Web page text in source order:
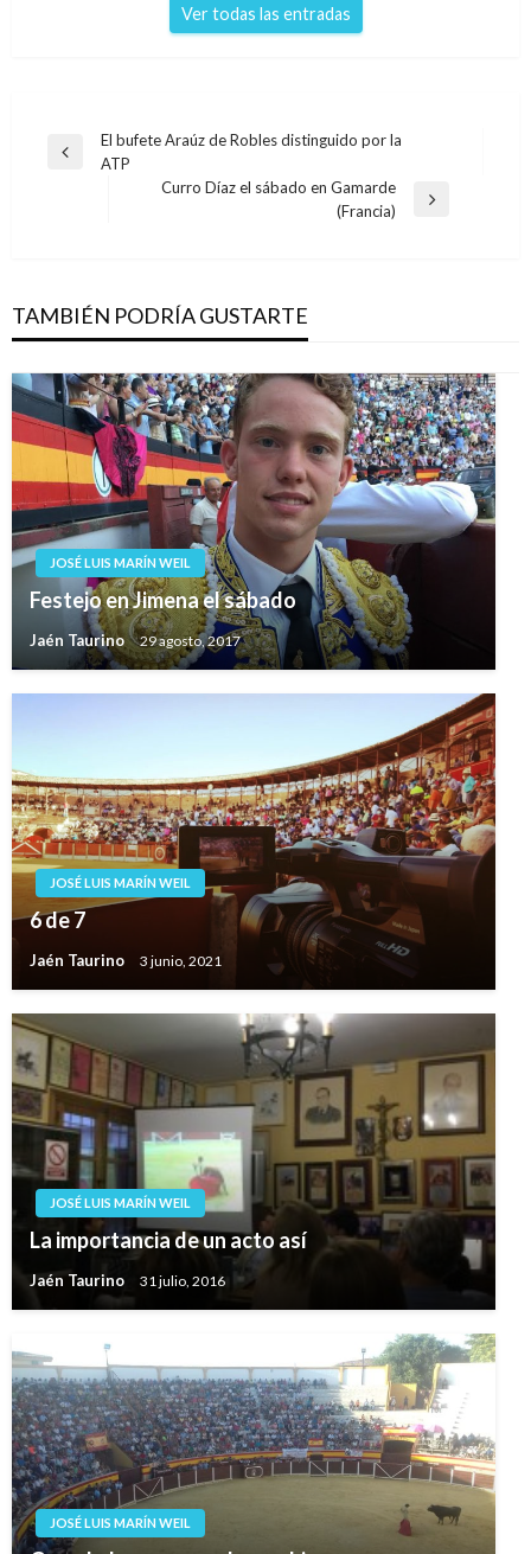
Ver todas las entradas
Navegación
Entrada
El bufete Araúz de Robles distinguido por la
ATP
Curro Díaz el sábado en Gamarde
(Francia)
TAMBIÉN PODRÍA GUSTARTE
JOSÉ LUIS MARÍN WEIL
Festejo en Jimena el sábado
Jaén Taurino 29 agosto, 2017
JOSÉ LUIS MARÍN WEIL
6 de 7
Jaén Taurino 3 junio, 2021
JOSÉ LUIS MARÍN WEIL
La importancia de un acto así
Jaén Taurino 31 julio, 2016
JOSÉ LUIS MARÍN WEIL